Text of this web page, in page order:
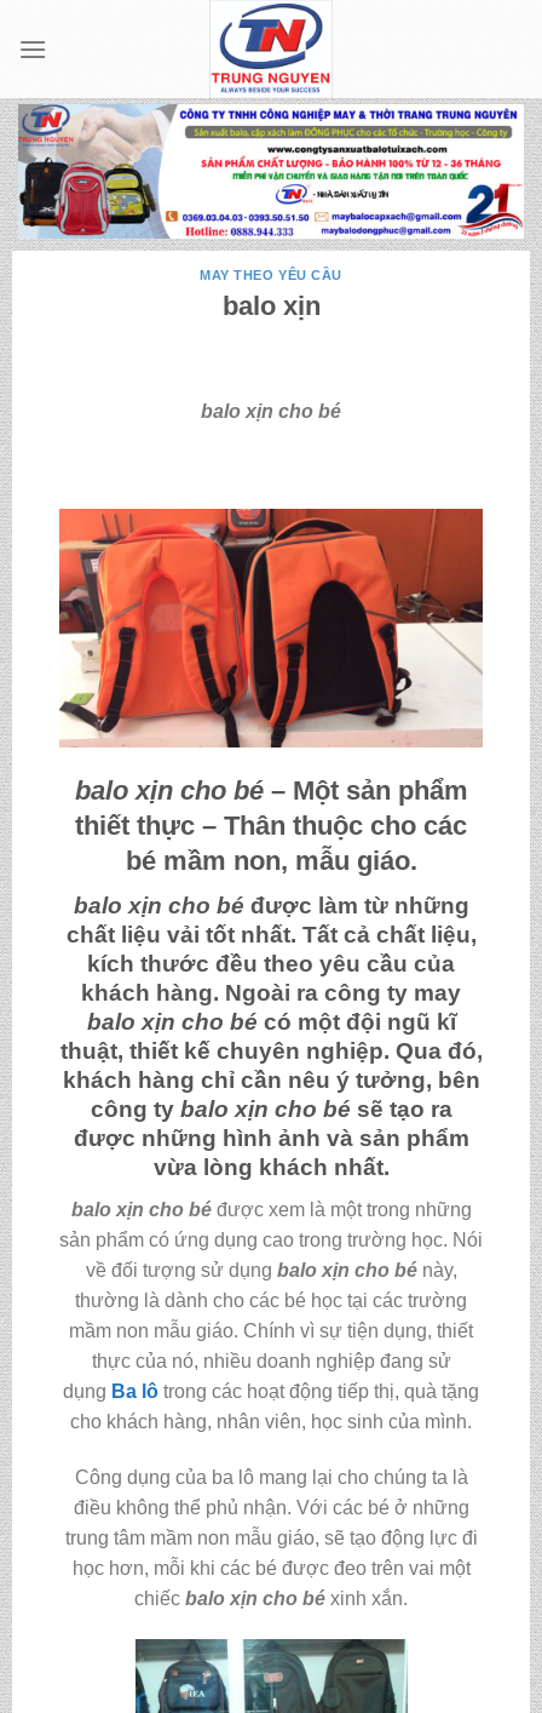
MAY THEO YÊU CẦU
balo xịn
balo xịn cho bé
balo xịn cho bé – Một sản phẩm
thiết thực – Thân thuộc cho các
bé mầm non, mẫu giáo.
balo xịn cho bé được làm từ những
chất liệu vải tốt nhất. Tất cả chất liệu,
kích thước đều theo yêu cầu của
khách hàng. Ngoài ra công ty may
balo xịn cho bé có một đội ngũ kĩ
thuật, thiết kế chuyên nghiệp. Qua đó,
khách hàng chỉ cần nêu ý tưởng, bên
công ty balo xịn cho bé sẽ tạo ra
được những hình ảnh và sản phẩm
vừa lòng khách nhất.
balo xịn cho béđược xem là một trong những
sản phẩm có ứng dụng cao trong trường học. Nói
về đối tượng sử dụng balo xịn cho bé này,
thường là dành cho các bé học tại các trường
mầm non mẫu giáo. Chính vì sự tiện dụng, thiết
thực của nó, nhiều doanh nghiệp đang sử
dụng Ba lô trong các hoạt động tiếp thị, quà tặng
cho khách hàng, nhân viên, học sinh của mình.
Công dụng của ba lô mang lại cho chúng ta là
điều không thể phủ nhận. Với các bé ở những
trung tâm mầm non mẫu giáo, sẽ tạo động lực đi
học hơn, mỗi khi các bé được đeo trên vai một
chiếc balo xịn cho bé xinh xắn.